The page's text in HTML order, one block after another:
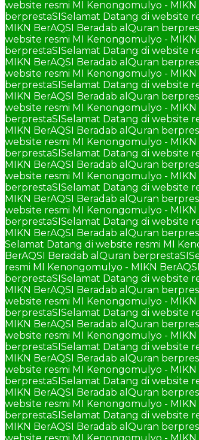
website resmi MI Kenongomulyo -
berprestaSISelamat Datang di website
MIKN BerAQSI Beradab alQuran
website resmi MI Kenongomulyo -
berprestaSISelamat Datang di website
MIKN BerAQSI Beradab alQuran
website resmi MI Kenongomulyo -
berprestaSISelamat Datang di website
MIKN BerAQSI Beradab alQuran
website resmi MI Kenongomulyo -
berprestaSISelamat Datang di website
MIKN BerAQSI Beradab alQuran
website resmi MI Kenongomulyo -
berprestaSISelamat Datang di website
MIKN BerAQSI Beradab alQuran
website resmi MI Kenongomulyo -
berprestaSISelamat Datang di website
MIKN BerAQSI Beradab alQuran
website resmi MI Kenongomulyo -
berprestaSISelamat Datang di website
MIKN BerAQSI Beradab alQuran
Selamat Datang di website resmi MI
BerAQSI Beradab alQuran berprestaSI
resmi MI Kenongomulyo - MIKN
berprestaSISelamat Datang di website
MIKN BerAQSI Beradab alQuran
website resmi MI Kenongomulyo -
berprestaSISelamat Datang di website
MIKN BerAQSI Beradab alQuran
website resmi MI Kenongomulyo -
berprestaSISelamat Datang di website
MIKN BerAQSI Beradab alQuran
website resmi MI Kenongomulyo -
berprestaSISelamat Datang di website
MIKN BerAQSI Beradab alQuran
website resmi MI Kenongomulyo -
berprestaSISelamat Datang di website
MIKN BerAQSI Beradab alQuran